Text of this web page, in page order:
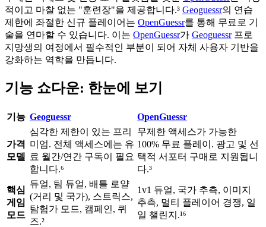
적이고 마찰 없는 "훈련장"을 제공합니다.³ Geoguessr의 연습
제한에 좌절한 신규 플레이어는 OpenGuessr를 통해 무료로 기
술을 연마할 수 있습니다. 이는 OpenGuessr가 Geoguessr프로
지망생의 여정에서 필수적인 부분이 되어 자체 사용자 기반을
강화하는 역학을 만듭니다.
기능 쇼다운: 한눈에 보기
기능 Geoguessr OpenGuessr
가격
모델
심각한 제한이 있는 프리
미엄. 전체 액세스에는 유
료 월간/연간 구독이 필요
합니다.⁶
무제한 액세스가 가능한
100% 무료 플레이. 광고 및 선
택적 서포터 구매로 지원됩니
다.³
핵심
게임
모드
듀얼, 팀 듀얼, 배틀 로얄
(거리 및 국가), 스트릭스,
탐험가 모드, 캠페인, 퀴
즈.²
1v1 듀얼, 국가 추측, 이미지
추측, 멀티 플레이어 경쟁, 일
일 챌린지.¹⁶